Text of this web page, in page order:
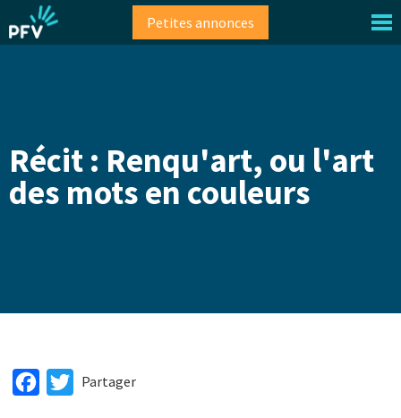
au
contenu
Petites annonces
Récit : Renqu'art, ou l'art
des mots en couleurs
FacebookTwitter
Partager